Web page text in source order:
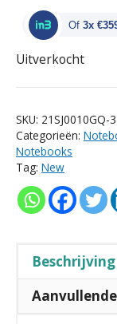
Of 3x
Uitverkocht
SKU: 21SJ0010GQ-
Categorieën:
Notebooks
Tag: New
Beschrijving